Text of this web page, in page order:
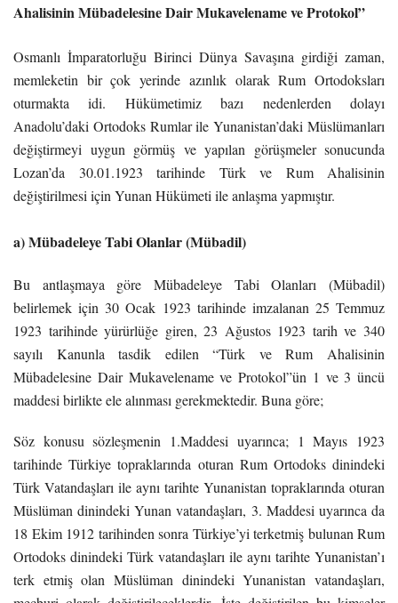
Ahalisinin Mübadelesine Dair Mukavelename ve Protokol”
Osmanlı İmparatorluğu Birinci Dünya Savaşına girdiği zaman,
memleketin bir çok yerinde azınlık olarak Rum Ortodoksları
oturmakta idi. Hükümetimiz bazı nedenlerden dolayı
Anadolu’daki Ortodoks Rumlar ile Yunanistan’daki Müslümanları
değiştirmeyi uygun görmüş ve yapılan görüşmeler sonucunda
Lozan’da 30.01.1923 tarihinde Türk ve Rum Ahalisinin
değiştirilmesi için Yunan Hükümeti ile anlaşma yapmıştır.
a) Mübadeleye Tabi Olanlar (Mübadil)
Bu antlaşmaya göre Mübadeleye Tabi Olanları (Mübadil)
belirlemek için 30 Ocak 1923 tarihinde imzalanan 25 Temmuz
1923 tarihinde yürürlüğe giren, 23 Ağustos 1923 tarih ve 340
sayılı Kanunla tasdik edilen “Türk ve Rum Ahalisinin
Mübadelesine Dair Mukavelename ve Protokol”ün 1 ve 3 üncü
maddesi birlikte ele alınması gerekmektedir. Buna göre;
Söz konusu sözleşmenin 1.Maddesi uyarınca; 1 Mayıs 1923
tarihinde Türkiye topraklarında oturan Rum Ortodoks dinindeki
Türk Vatandaşları ile aynı tarihte Yunanistan topraklarında oturan
Müslüman dinindeki Yunan vatandaşları, 3. Maddesi uyarınca da
18 Ekim 1912 tarihinden sonra Türkiye’yi terketmiş bulunan Rum
Ortodoks dinindeki Türk vatandaşları ile aynı tarihte Yunanistan’ı
terk etmiş olan Müslüman dinindeki Yunanistan vatandaşları,